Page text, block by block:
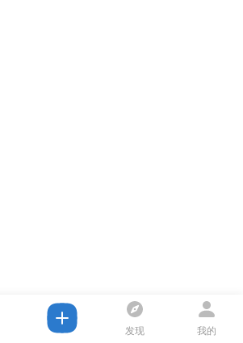
发现 我的